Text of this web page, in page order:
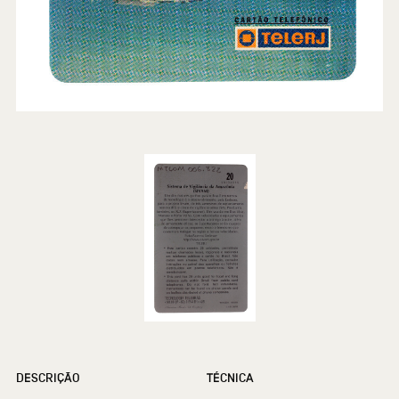
DESCRIÇÃO TÉCNICA